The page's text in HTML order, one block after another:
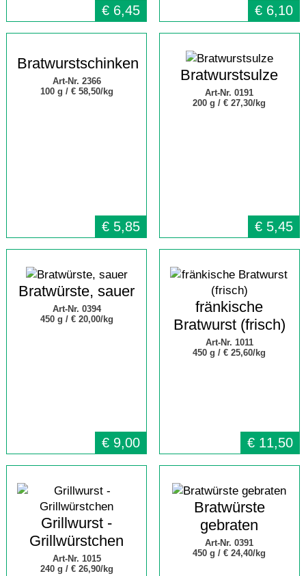
€ 6,45 € 6,10
Bratwurstschinken
Art-Nr. 2366
100 g / € 58,50/kg
€ 5,85
Bratwurstsulze
Art-Nr. 0191
200 g /€ 27,30/kg
€ 5,45
Bratwürste, sauer
Art-Nr. 0394
450 g / € 20,00/kg
€ 9,00
fränkische
Bratwurst (frisch)
Art-Nr. 1011
450 g /€ 25,60/kg
€ 11,50
Grillwurst -
Grillwürstchen
Art-Nr. 1015
240 g / € 26,90/kg
Bratwürste
gebraten
Art-Nr. 0391
450 g /€ 24,40/kg